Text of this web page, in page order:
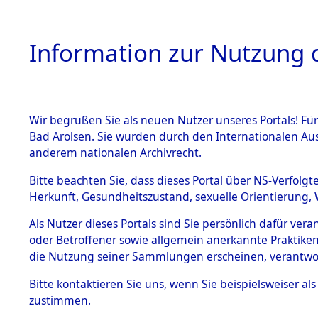
HOME
BESTÄNDE
Inhaftierungsdoku
mente
1.2.9 Beim ITS
verwahrte
1.2.9.1
Effekten aus
0004
Information zur Nutzung
Wir begrüßen Sie als neuen Nutzer unseres Portals!
Bad Arolsen. Sie wurden durch den Internationalen
anderem nationalen Archivrecht.
Bitte beachten Sie, dass dieses Portal über NS-
Herkunft, Gesundheitszustand, sexuelle
Als Nutzer dieses Portals sind Sie persönlich dafür
oder Betroffener sowie allgemein anerkannte
die Nutzung seiner Sammlungen erscheinen,
Bitte kontaktieren Sie uns, wenn Sie beispielsweiser
zustimmen.